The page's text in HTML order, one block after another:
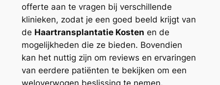
offerte aan te vragen bij verschillende
klinieken, zodat je een goed beeld krijgt van
de Haartransplantatie Kosten en de
mogelijkheden die ze bieden. Bovendien
kan het nuttig zijn om reviews en ervaringen
van eerdere patiënten te bekijken om een